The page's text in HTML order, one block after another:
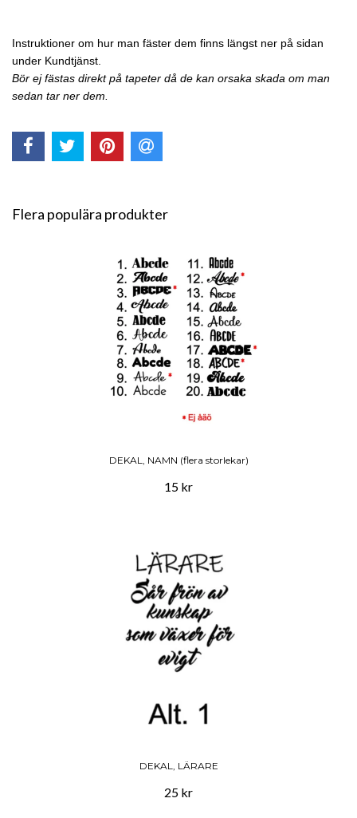
Instruktioner om hur man fäster dem finns längst ner på sidan
under Kundtjänst.
Bör ej fästas direkt på tapeter då de kan orsaka skada om man
sedan tar ner dem.
Flera populära produkter
DEKAL, NAMN (flera storlekar)
15 kr
DEKAL, LÄRARE
25 kr